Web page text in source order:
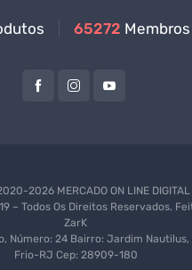
65272 Membros
2026 MERCADO ON LINE DIGITAL
– Todos Os Direitos Reservados.
ZarK
Número: 24 Bairro: Jardim Nautilus,
Frio-RJ Cep: 28909-180